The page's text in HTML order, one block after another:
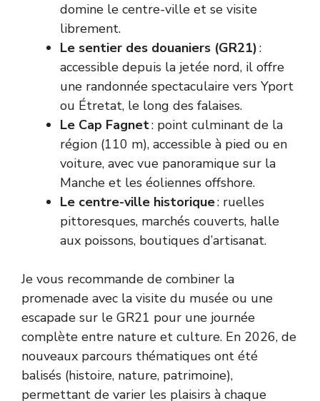
domine le centre-ville et se visite
librement.
Le sentier des douaniers (GR21):
accessible depuis la jetée nord, il offre
une randonnée spectaculaire vers Yport
ou Étretat, le long des falaises.
Le Cap Fagnet: point culminant de la
région (110 m), accessible à pied ou en
voiture, avec vue panoramique sur la
Manche et les éoliennes offshore.
Le centre-ville historique: ruelles
pittoresques, marchés couverts, halle
aux poissons, boutiques d’artisanat.
Je vous recommande de combiner la
promenade avec la visite du musée ou une
escapade sur le GR21 pour une journée
complète entre nature et culture. En 2026, de
nouveaux parcours thématiques ont été
balisés (histoire, nature, patrimoine),
permettant de varier les plaisirs à chaque